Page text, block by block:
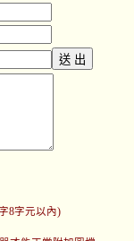
8字元以內)